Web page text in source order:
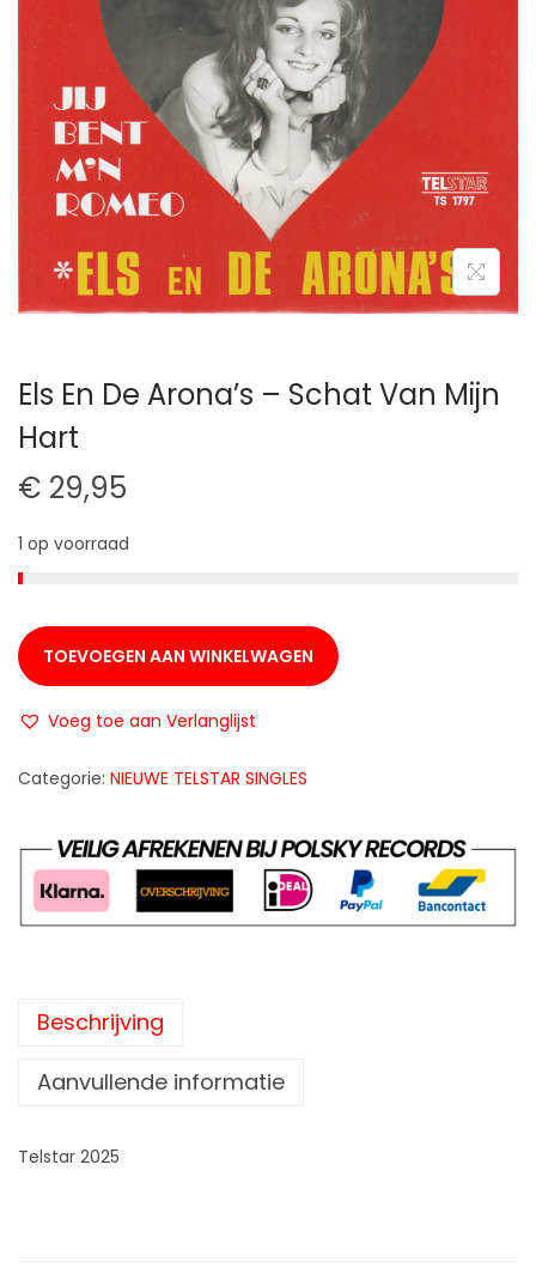
t
i
e
u
d
Els En De Arona’s – Schat Van Mijn
Hart
€ 29,95
1 op voorraad
TOEVOEGEN AAN WINKELWAGEN
Voeg toe aan Verlanglijst
Categorie: NIEUWE TELSTAR SINGLES
Beschrijving
Aanvullende informatie
Telstar 2025